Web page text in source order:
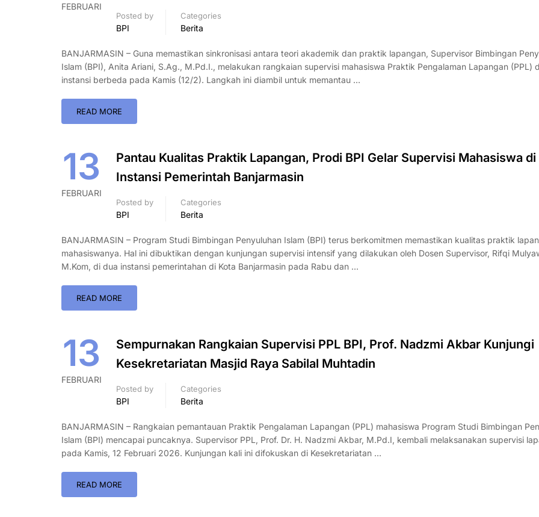
FEBRUARI
Posted by
BPI
Categories
Berita
BANJARMASIN – Guna memastikan sinkronisasi antara teori akademik dan praktik lapangan, Supervisor Bimbingan
Islam (BPI), Anita Ariani, S.Ag., M.Pd.I., melakukan rangkaian supervisi mahasiswa Praktik Pengalaman Lapangan (PPL)
instansi berbeda pada Kamis (12/2). Langkah ini diambil untuk memantau …
READ MORE
13
FEBRUARI
Pantau Kualitas Praktik Lapangan, Prodi BPI Gelar Supervisi Mahasiswa di
Instansi Pemerintah Banjarmasin
Posted by
BPI
Categories
Berita
BANJARMASIN – Program Studi Bimbingan Penyuluhan Islam (BPI) terus berkomitmen memastikan kualitas praktik
mahasiswanya. Hal ini dibuktikan dengan kunjungan supervisi intensif yang dilakukan oleh Dosen Supervisor, Rifqi
M.Kom, di dua instansi pemerintahan di Kota Banjarmasin pada Rabu dan …
READ MORE
13
FEBRUARI
Sempurnakan Rangkaian Supervisi PPL BPI, Prof. Nadzmi Akbar Kunjungi
Kesekretariatan Masjid Raya Sabilal Muhtadin
Posted by
BPI
Categories
Berita
BANJARMASIN – Rangkaian pemantauan Praktik Pengalaman Lapangan (PPL) mahasiswa Program Studi Bimbingan
Islam (BPI) mencapai puncaknya. Supervisor PPL, Prof. Dr. H. Nadzmi Akbar, M.Pd.I, kembali melaksanakan supervisi
pada Kamis, 12 Februari 2026. Kunjungan kali ini difokuskan di Kesekretariatan …
READ MORE